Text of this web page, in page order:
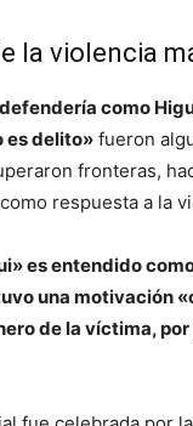
la violencia
como
es delito» fueron
fronteras,
respuesta a la
es entendido
una motivación
de la víctima,